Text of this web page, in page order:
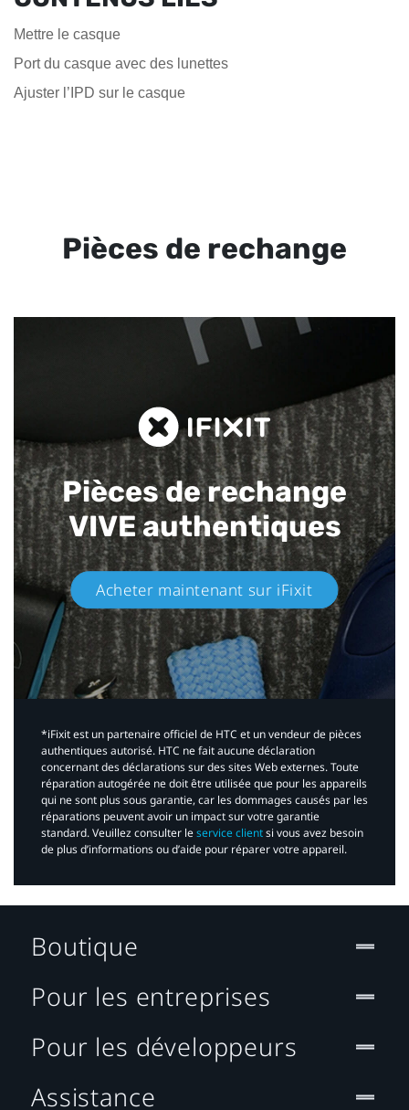
Mettre le casque
Port du casque avec des lunettes
Ajuster l’IPD sur le casque
Pièces de rechange
Pièces de rechange
VIVE authentiques​
Acheter maintenant sur iFixit​
*iFixit est un partenaire officiel de HTC et un vendeur de pièces
authentiques autorisé. HTC ne fait aucune déclaration
concernant des déclarations sur des sites Web externes. Toute
réparation autogérée ne doit être utilisée que pour les appareils
qui ne sont plus sous garantie, car les dommages causés par les
réparations peuvent avoir un impact sur votre garantie
standard. Veuillez consulter leservice clientsi vous avez besoin
de plus d’informations ou d’aide pour réparer votre appareil.​
Boutique
Pour les entreprises
Pour les développeurs
Assistance